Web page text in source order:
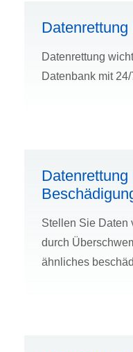
Datenrettung
Datenbank mit
Stellen Sie Daten
durch
ähnliches